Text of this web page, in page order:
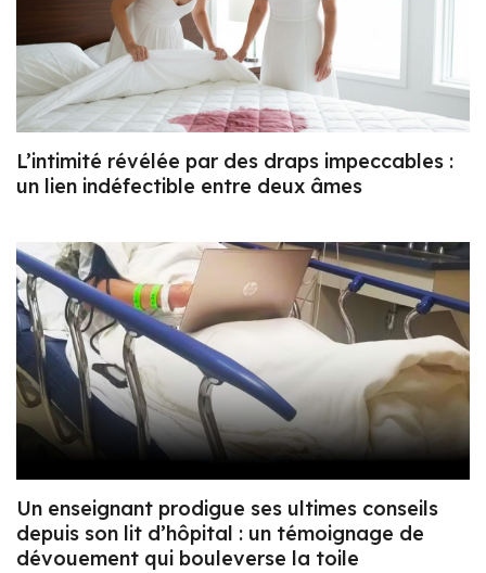
L’intimité révélée par des draps impeccables :
un lien indéfectible entre deux âmes
Un enseignant prodigue ses ultimes conseils
depuis son lit d’hôpital : un témoignage de
dévouement qui bouleverse la toile